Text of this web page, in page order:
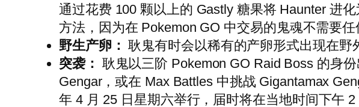
通过花费 100 颗以上的 Gastly 糖果将 Haunter 进
方法，因为在 Pokemon GO 中交易的鬼魂不需要任
野生产卵： 耿鬼有时会以稀有的产卵形式出现在野
突袭： 耿鬼以三阶 Pokemon GO Raid Boss 的身
Gengar，或在 Max Battles 中挑战 Gigantamax
年 4 月 25 日星期六举行，届时将在当地时间下午 2